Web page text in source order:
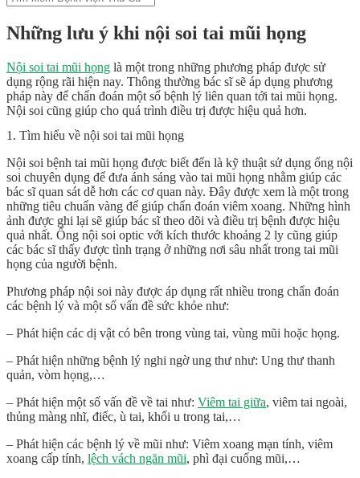
Những lưu ý khi nội soi tai mũi họng
Nội soi tai mũi họng là một trong những phương pháp được sử
dụng rộng rãi hiện nay. Thông thường bác sĩ sẽ áp dụng phương
pháp này để chẩn đoán một số bệnh lý liên quan tới tai mũi họng.
Nội soi cũng giúp cho quá trình điều trị được hiệu quả hơn.
1. Tìm hiểu về nội soi tai mũi họng
Nội soi bệnh tai mũi họng được biết đến là kỹ thuật sử dụng ống nội
soi chuyên dụng để đưa ánh sáng vào tai mũi họng nhằm giúp các
bác sĩ quan sát dễ hơn các cơ quan này. Đây được xem là một trong
những tiêu chuẩn vàng để giúp chẩn đoán viêm xoang. Những hình
ảnh được ghi lại sẽ giúp bác sĩ theo dõi và điều trị bệnh được hiệu
quả nhất. Ống nội soi optic với kích thước khoảng 2 ly cũng giúp
các bác sĩ thấy được tình trạng ở những nơi sâu nhất trong tai mũi
họng của người bệnh.
Phương pháp nội soi này được áp dụng rất nhiều trong chẩn đoán
các bệnh lý và một số vấn đề sức khỏe như:
– Phát hiện các dị vật có bên trong vùng tai, vùng mũi hoặc họng.
– Phát hiện những bệnh lý nghi ngờ ung thư như: Ung thư thanh
quản, vòm họng,…
– Phát hiện một số vấn đề về tai như: Viêm tai giữa, viêm tai ngoài,
thủng màng nhĩ, điếc, ù tai, khối u trong tai,…
– Phát hiện các bệnh lý về mũi như: Viêm xoang mạn tính, viêm
xoang cấp tính, lệch vách ngăn mũi, phì đại cuống mũi,…